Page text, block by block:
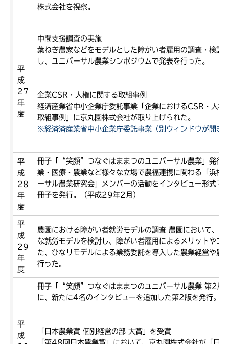
株式会社を視察。
平
成
27
年
度
中間支援調査の実施
葉ねぎ農家などをモデルとした障がい者雇用の調査・検証
し、ユニバーサル農業シンポジウムで発表を行った。
企業CSR・人権に関する取組事例
経済産業省中小企業庁委託事業「企業におけるCSR・人権
取組事例」に京丸園株式会社が取り上げられた。
※経済済産業省中小企業庁委託事業（別ウィンドウが開き
平
成
28
年
度
冊子「“笑顔”つなぐはままつのユニバーサル農業」発行
業・医療・農業など様々な立場で農福連携に関わる「浜松
ーサル農業研究会」メンバーの活動をインタビュー形式で
冊子を発行。（平成29年2月）
平
成
29
年
度
農園における障がい者就労モデルの調査 農園において、
な就労モデルを検討し、障がい者雇用によるメリットやコ
た、ひなリモデルによる業務委託を導入した農業経営や農
行った。
平
成
冊子「“笑顔”つなぐはままつのユニバーサル農業 第2版
に、新たに4名のインタビューを追加した第2版を発行。
「日本農業賞 個別経営の部 大賞」を受賞